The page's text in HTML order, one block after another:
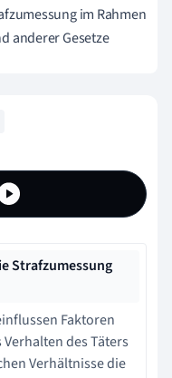
im Rahmen
anderer Gesetze
Strafzumessung
Faktoren
des Täters
Verhältnisse die